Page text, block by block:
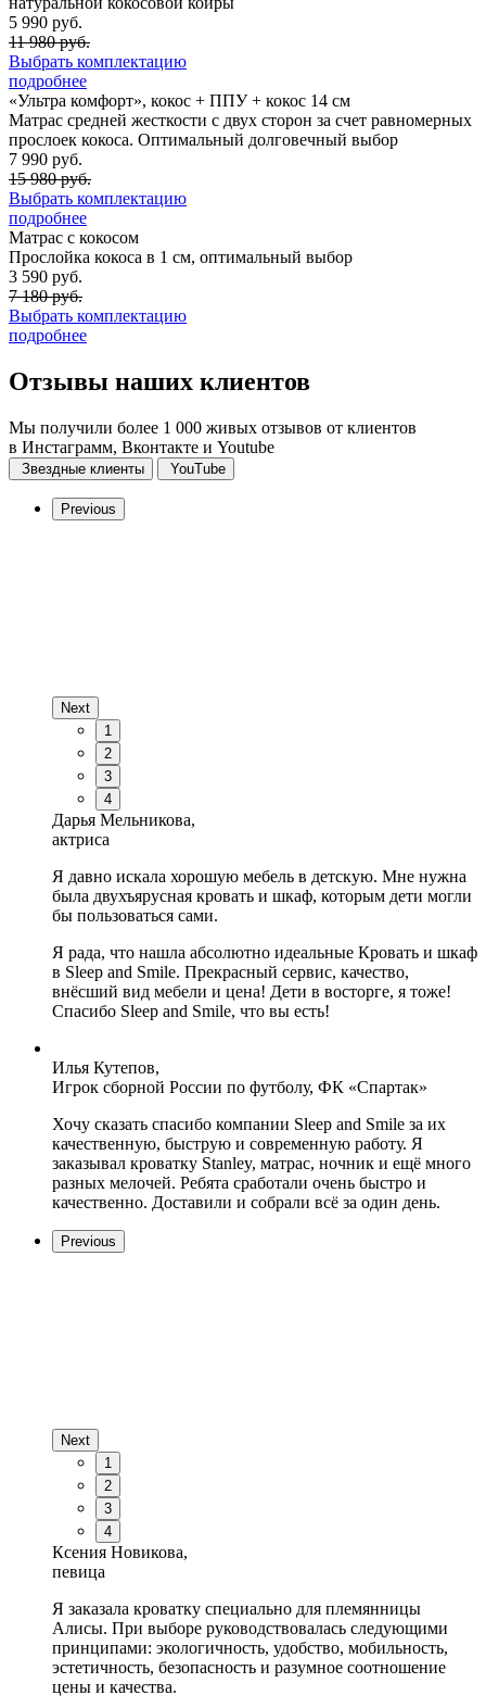
5 990 руб.
11 980 руб.
Выбрать комплектацию
подробнее
«Ультра комфорт», кокос + ППУ + кокос 14 см
Матрас средней жесткости с двух сторон за счет равномерных
прослоек кокоса. Оптимальный долговечный выбор
7 990 руб.
15 980 руб.
Выбрать комплектацию
подробнее
Матрас с кокосом
Прослойка кокоса в 1 см, оптимальный выбор
3 590 руб.
7 180 руб.
Выбрать комплектацию
подробнее
Отзывы наших клиентов
Мы получили более 1 000 живых отзывов от клиентов
в Инстаграмм, Вконтакте и Youtube
Звездные клиенты YouTube
Previous
Next
1
2
3
4
Дарья Мельникова,
актриса
Я давно искала хорошую мебель в детскую. Мне нужна
была двухъярусная кровать и шкаф, которым дети могли
бы пользоваться сами.
Я рада, что нашла абсолютно идеальные Кровать и шкаф
в Sleep and Smile. Прекрасный сервис, качество,
внёсший вид мебели и цена! Дети в восторге, я тоже!
Спасибо Sleep and Smile, что вы есть!
Илья Кутепов,
Игрок сборной России по футболу, ФК «Спартак»
Хочу сказать спасибо компании Sleep and Smile за их
качественную, быструю и современную работу. Я
заказывал кроватку Stanley, матрас, ночник и ещё много
разных мелочей. Ребята сработали очень быстро и
качественно. Доставили и собрали всё за один день.
Previous
Next
1
2
3
4
Ксения Новикова,
певица
Я заказала кроватку специально для племянницы
Алисы. При выборе руководствовалась следующими
принципами: экологичность, удобство, мобильность,
эстетичность, безопасность и разумное соотношение
цены и качества.